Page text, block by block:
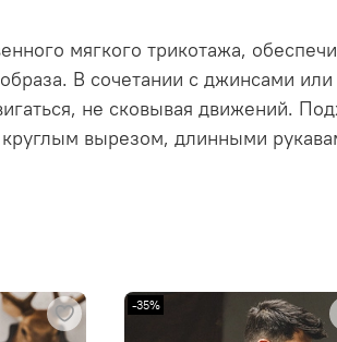
мягкого трикотажа,
В сочетании с джинсами
не сковывая движений.
вырезом, длинными
-35%